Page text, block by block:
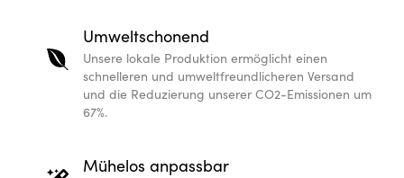
Umweltschonend
Unsere lokale Produktion ermöglicht einen
schnelleren und umweltfreundlicheren Versand
und die Reduzierung unserer CO2-Emissionen um
67%.
Mühelos anpassbar